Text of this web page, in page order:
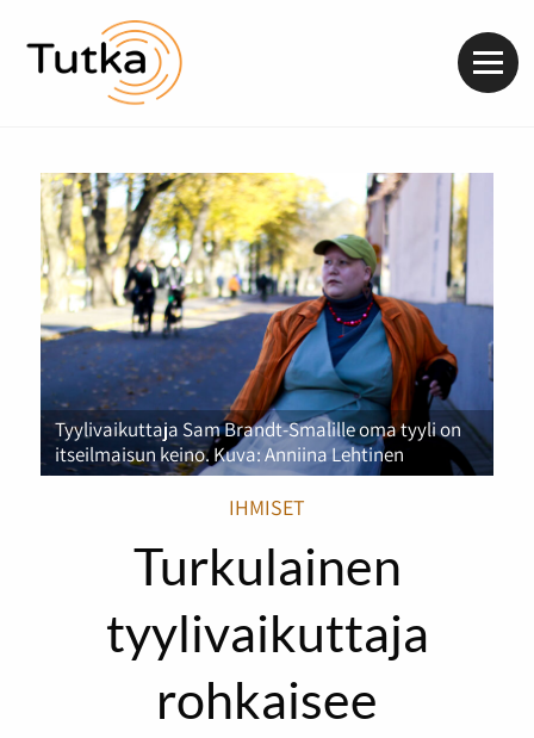
Tyylivaikuttaja Sam Brandt-Smalille oma tyyli on
itseilmaisun keino. Kuva: Anniina Lehtinen
IHMISET
Turkulainen
tyylivaikuttaja
rohkaisee